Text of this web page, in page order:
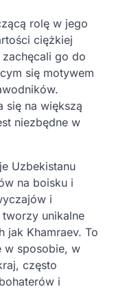
rolę w jego
ciężkiej
go do
się motywem
się na większą
niezbędne w
Uzbekistanu
na boisku i
i
unikalne
jak Khamraev. To
w sposobie, w
często
i